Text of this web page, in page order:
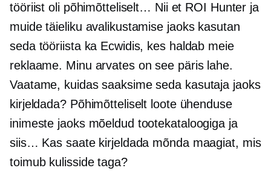
tööriist oli põhimõtteliselt… Nii et ROI Hunter ja
muide täieliku avalikustamise jaoks kasutan
seda tööriista ka Ecwidis, kes haldab meie
reklaame. Minu arvates on see päris lahe.
Vaatame, kuidas saaksime seda kasutaja jaoks
kirjeldada? Põhimõtteliselt loote ühenduse
inimeste jaoks mõeldud tootekataloogiga ja
siis… Kas saate kirjeldada mõnda maagiat, mis
toimub kulisside taga?